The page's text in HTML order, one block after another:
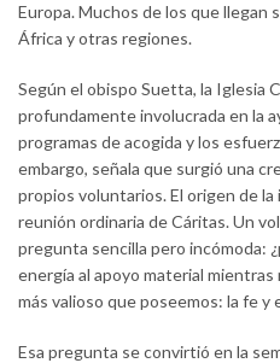
Europa. Muchos de los que llegan
África y otras regiones.
Según el obispo Suetta, la Iglesia
profundamente involucrada en la
programas de acogida y los
embargo, señala que surgió una
propios voluntarios. El origen de
reunión ordinaria de Cáritas. Un
pregunta sencilla pero incómoda:
energía al apoyo material
más valioso que poseemos: la fe y
Esa pregunta se convirtió en la